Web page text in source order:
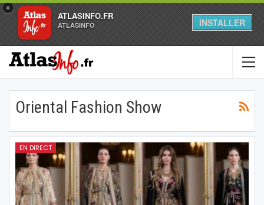
×
ATLASINFO.FR
ATLASINFO INSTALLER
Oriental Fashion Show
EN DIRECT